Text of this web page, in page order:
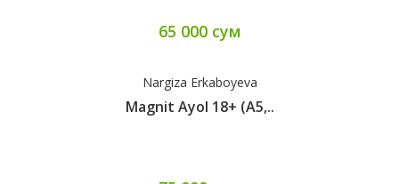
65 000 сум
Nargiza Erkaboyeva
Magnit Ayol 18+ (А5,..